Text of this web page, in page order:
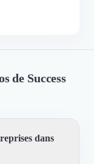
de Success
dans